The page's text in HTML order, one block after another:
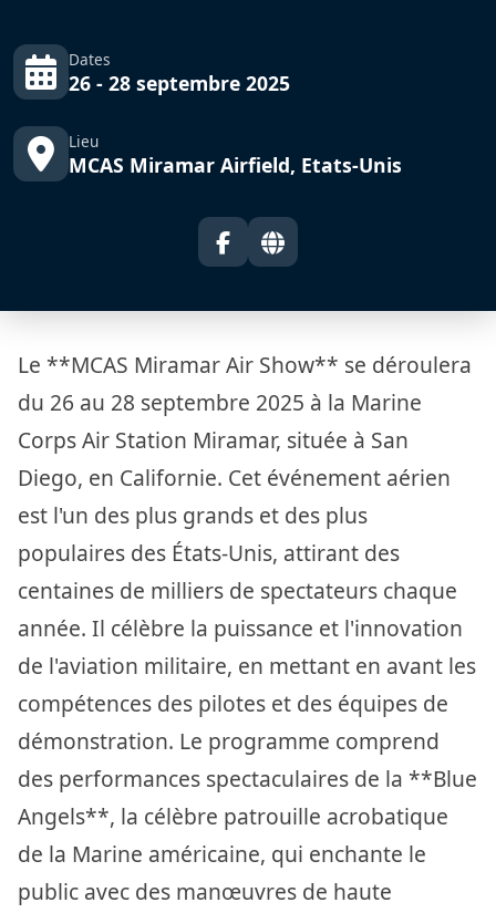
Dates
26 - 28 septembre 2025
Lieu
MCAS Miramar Airfield, Etats-Unis
Le **MCAS Miramar Air Show** se déroulera
du 26 au 28 septembre 2025 à la Marine
Corps Air Station Miramar, située à San
Diego, en Californie. Cet événement aérien
est l'un des plus grands et des plus
populaires des États-Unis, attirant des
centaines de milliers de spectateurs chaque
année. Il célèbre la puissance et l'innovation
de l'aviation militaire, en mettant en avant les
compétences des pilotes et des équipes de
démonstration. Le programme comprend
des performances spectaculaires de la **Blue
Angels**, la célèbre patrouille acrobatique
de la Marine américaine, qui enchante le
public avec des manœuvres de haute